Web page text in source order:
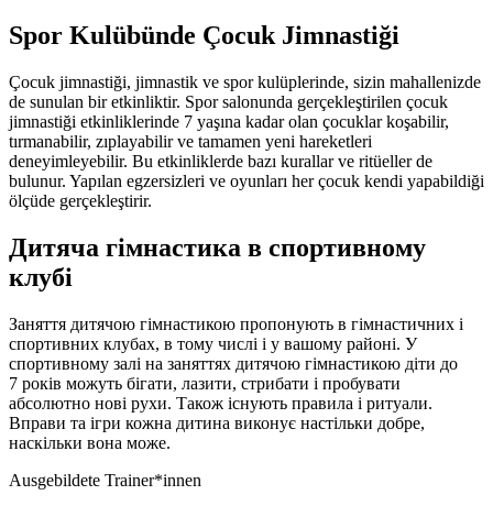
Spor Kulübünde Çocuk Jimnastiği
Çocuk jimnastiği, jimnastik ve spor kulüplerinde, sizin mahallenizde
de sunulan bir etkinliktir. Spor salonunda gerçekleştirilen çocuk
jimnastiği etkinliklerinde 7 yaşına kadar olan çocuklar koşabilir,
tırmanabilir, zıplayabilir ve tamamen yeni hareketleri
deneyimleyebilir. Bu etkinliklerde bazı kurallar ve ritüeller de
bulunur. Yapılan egzersizleri ve oyunları her çocuk kendi yapabildiği
ölçüde gerçekleştirir.
Дитяча гімнастика в спортивному
клубі
Заняття дитячою гімнастикою пропонують в гімнастичних і
спортивних клубах, в тому числі і у вашому районі. У
спортивному залі на заняттях дитячою гімнастикою діти до
7 років можуть бігати, лазити, стрибати і пробувати
абсолютно нові рухи. Також існують правила і ритуали.
Вправи та ігри кожна дитина виконує настільки добре,
наскільки вона може.
Ausgebildete Trainer*innen